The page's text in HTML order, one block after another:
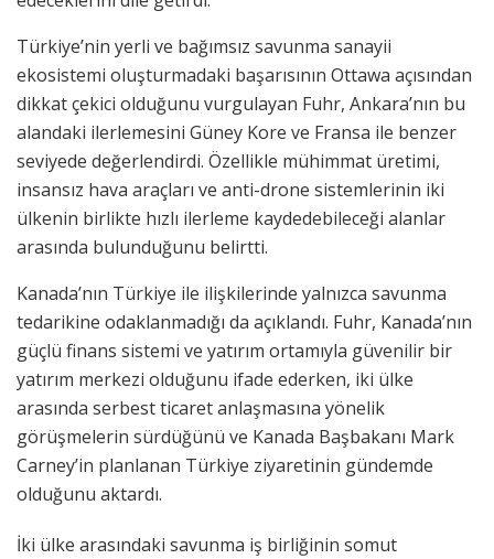
Türkiye’nin yerli ve bağımsız savunma sanayii
ekosistemi oluşturmadaki başarısının Ottawa açısından
dikkat çekici olduğunu vurgulayan Fuhr, Ankara’nın bu
alandaki ilerlemesini Güney Kore ve Fransa ile benzer
seviyede değerlendirdi. Özellikle mühimmat üretimi,
insansız hava araçları ve anti-drone sistemlerinin iki
ülkenin birlikte hızlı ilerleme kaydedebileceği alanlar
arasında bulunduğunu belirtti.
Kanada’nın Türkiye ile ilişkilerinde yalnızca savunma
tedarikine odaklanmadığı da açıklandı. Fuhr, Kanada’nın
güçlü finans sistemi ve yatırım ortamıyla güvenilir bir
yatırım merkezi olduğunu ifade ederken, iki ülke
arasında serbest ticaret anlaşmasına yönelik
görüşmelerin sürdüğünü ve Kanada Başbakanı Mark
Carney’in planlanan Türkiye ziyaretinin gündemde
olduğunu aktardı.
İki ülke arasındaki savunma iş birliğinin somut